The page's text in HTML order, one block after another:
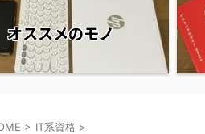
オススメのモノ
> IT系資格 >